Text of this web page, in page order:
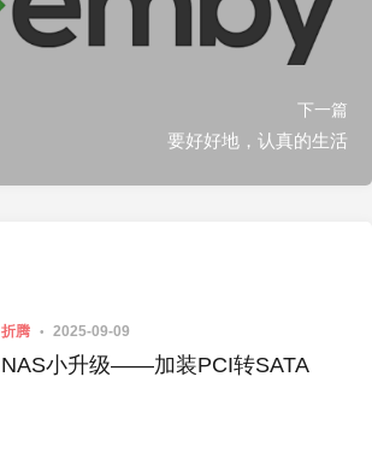
下一篇
要好好地，认真的生活
折腾 2025-09-09
NAS小升级——加装PCI转SATA